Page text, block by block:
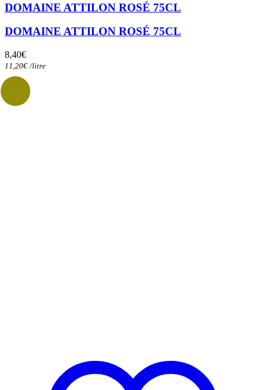
DOMAINE ATTILON ROSÉ 75CL
DOMAINE ATTILON ROSÉ 75CL
8,40€
11,20€ /litre